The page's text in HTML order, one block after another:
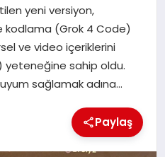
yeni versiyon,
kodlama (Grok 4 Code)
ve video içeriklerini
sahip oldu.
sağlamak adına…
Paylaş